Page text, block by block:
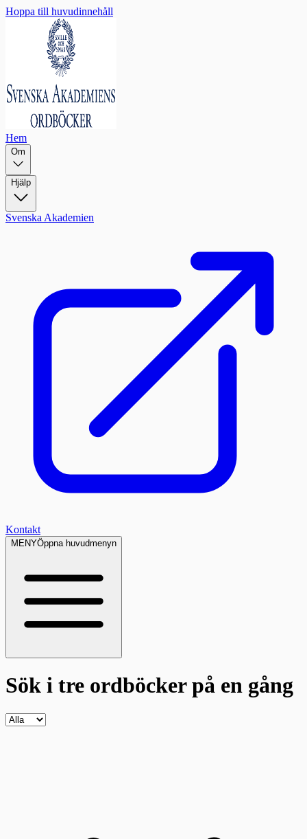
Hoppa till huvudinnehåll
Hem
Om
Hjälp
Svenska Akademien
Kontakt
MENYÖppna huvudmenyn
Sök i tre ordböckerpå en gång